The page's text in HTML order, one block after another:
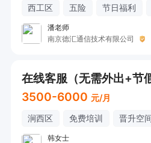
西工区 五险 节日福利
潘老师
南京德汇通信技术有限公司
在线客服（无需外出+节
3500-6000 元/月
涧西区 免费培训 晋升空
韩女士